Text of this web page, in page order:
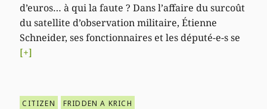
d’euros… à qui la faute ? Dans l’affaire du surcoût
du satellite d’observation militaire, Étienne
Schneider, ses fonctionnaires et les député-e-s se
[+]
CITIZEN FRIDDEN A KRICH